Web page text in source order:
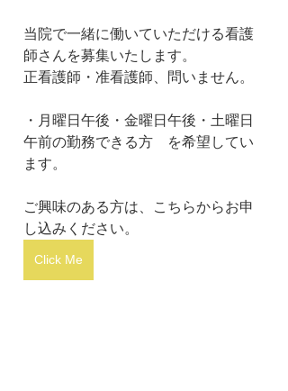
当院で一緒に働いていただける看護
師さんを募集いたします。
正看護師・准看護師、問いません。
・月曜日午後・金曜日午後・土曜日
午前の勤務できる方　を希望してい
ます。
ご興味のある方は、こちらからお申
し込みください。
Click Me